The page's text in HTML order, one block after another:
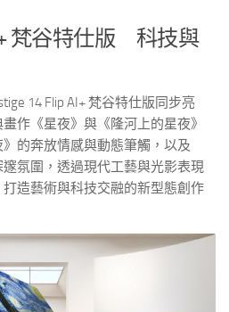
梵谷特仕版 科技與
14 Flip AI+ 梵谷特仕版同步亮
作《星夜》與《隆河上的星夜》
的奔放情感與動態筆觸，以及
邃氛圍，透過現代工藝與光影表現
造藝術與科技交融的新型態創作